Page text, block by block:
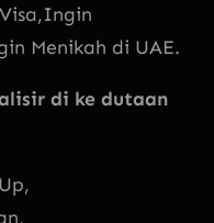
Menikah di UAE.
di ke dutaan